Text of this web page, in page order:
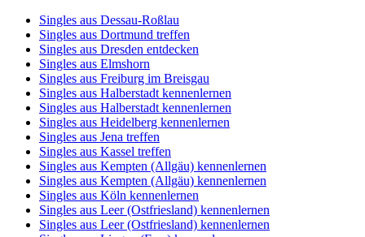
Singles aus Dessau-Roßlau
Singles aus Dortmund treffen
Singles aus Dresden entdecken
Singles aus Elmshorn
Singles aus Freiburg im Breisgau
Singles aus Halberstadt kennenlernen
Singles aus Halberstadt kennenlernen
Singles aus Heidelberg kennenlernen
Singles aus Jena treffen
Singles aus Kassel treffen
Singles aus Kempten (Allgäu) kennenlernen
Singles aus Kempten (Allgäu) kennenlernen
Singles aus Köln kennenlernen
Singles aus Leer (Ostfriesland) kennenlernen
Singles aus Leer (Ostfriesland) kennenlernen